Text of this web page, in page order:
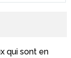
qui sont en